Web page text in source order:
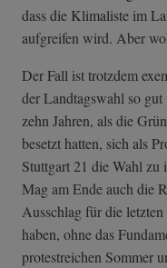
dass die Klimaliste im
aufgreifen wird. Aber
Der Fall ist trotzdem
der Landtagswahl so
zehn Jahren, als die
besetzt hatten, sich als
Stuttgart 21 die Wahl zu
Mag am Ende auch die
Ausschlag für die
haben, ohne das
protestreichen Sommer